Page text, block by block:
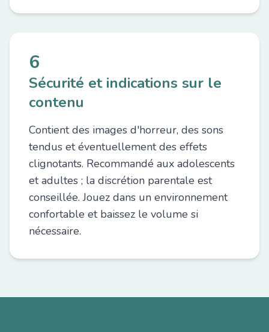
6
Sécurité et indications sur le
contenu
Contient des images d'horreur, des sons
tendus et éventuellement des effets
clignotants. Recommandé aux adolescents
et adultes ; la discrétion parentale est
conseillée. Jouez dans un environnement
confortable et baissez le volume si
nécessaire.